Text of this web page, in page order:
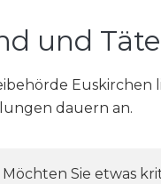
und
Euskirchen
dauern an.
Sie etwas